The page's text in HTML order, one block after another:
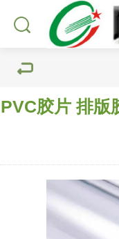
PVC胶片 排版